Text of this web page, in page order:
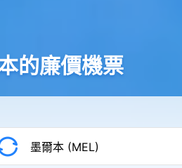
的廉價機票